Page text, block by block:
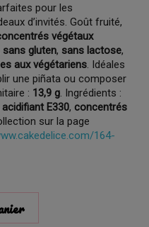
pour les
d’invités. Goût fruité,
végétaux
sans gluten, sans lactose,
aux végétariens. Idéales
une piñata ou composer
: 13,9 g. Ingrédients :
E330, concentrés
sur la page
164-